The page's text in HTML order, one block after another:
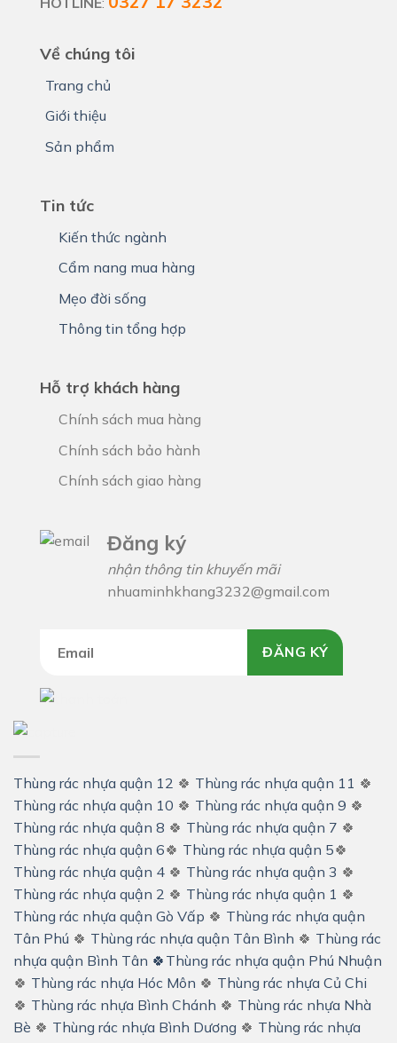
Về chúng tôi
Trang chủ
Giới thiệu
Sản phẩm
Tin tức
Kiến thức ngành
Cẩm nang mua hàng
Mẹo đời sống
Thông tin tổng hợp
Hỗ trợ khách hàng
Chính sách mua hàng
Chính sách bảo hành
Chính sách giao hàng
Đăng ký
nhận thông tin khuyến mãi
nhuaminhkhang3232@gmail.com
ĐĂNG KÝ
Thùng rác nhựa quận 12 🍀 Thùng rác nhựa quận 11 🍀
Thùng rác nhựa quận 10 🍀 Thùng rác nhựa quận 9 🍀
Thùng rác nhựa quận 8 🍀 Thùng rác nhựa quận 7 🍀
Thùng rác nhựa quận 6🍀 Thùng rác nhựa quận 5🍀
Thùng rác nhựa quận 4 🍀 Thùng rác nhựa quận 3 🍀
Thùng rác nhựa quận 2 🍀 Thùng rác nhựa quận 1 🍀
Thùng rác nhựa quận Gò Vấp 🍀 Thùng rác nhựa quận
Tân Phú 🍀 Thùng rác nhựa quận Tân Bình 🍀 Thùng rác
nhựa quận Bình Tân 🍀 Thùng rác nhựa quận Phú Nhuận
🍀 Thùng rác nhựa Hóc Môn 🍀 Thùng rác nhựa Củ Chi
🍀 Thùng rác nhựa Bình Chánh 🍀 Thùng rác nhựa Nhà
Bè 🍀 Thùng rác nhựa Bình Dương 🍀 Thùng rác nhựa